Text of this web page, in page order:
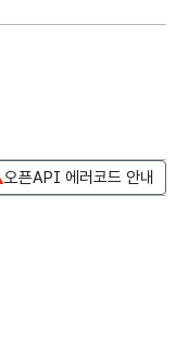
오픈API 에러코드 안내